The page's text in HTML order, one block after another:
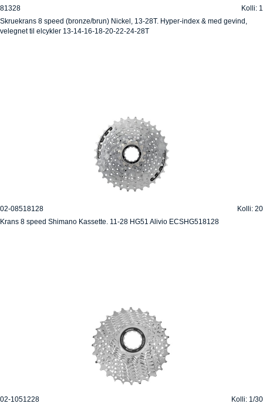
81328
Kolli: 1
Skruekrans 8 speed (bronze/brun) Nickel, 13-28T. Hyper-index & med gevind,
velegnet til elcykler 13-14-16-18-20-22-24-28T
02-08518128
Kolli: 20
Krans 8 speed Shimano Kassette. 11-28 HG51 Alivio ECSHG518128
02-1051228
Kolli: 1/30